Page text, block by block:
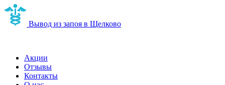
Вывод из запоя в Щелково
Акции
Отзывы
Контакты